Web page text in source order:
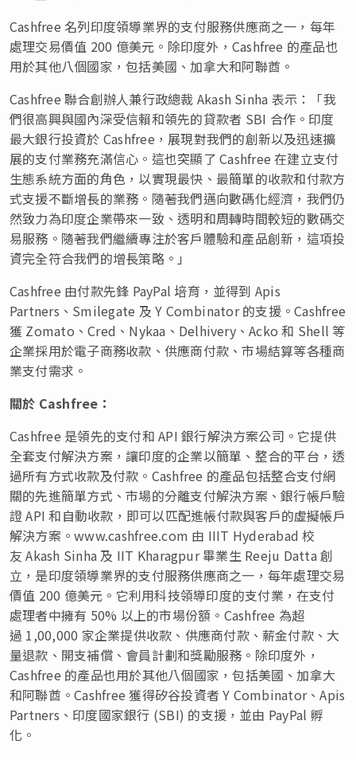
Cashfree 名列印度領導業界的支付服務供應商之一，每年
處理交易價值 200 億美元。除印度外，Cashfree 的產品也
用於其他八個國家，包括美國、加拿大和阿聯酋。
Cashfree 聯合創辦人兼行政總裁 Akash Sinha 表示：「我
們很高興與國內深受信賴和領先的貸款者 SBI 合作。印度
最大銀行投資於 Cashfree，展現對我們的創新以及迅速擴
展的支付業務充滿信心。這也突顯了 Cashfree 在建立支付
生態系統方面的角色，以實現最快、最簡單的收款和付款方
式支援不斷增長的業務。隨著我們邁向數碼化經濟，我們仍
然致力為印度企業帶來一致、透明和周轉時間較短的數碼交
易服務。隨著我們繼續專注於客戶體驗和產品創新，這項投
資完全符合我們的增長策略。」
Cashfree 由付款先鋒 PayPal 培育，並得到 Apis
Partners、Smilegate 及 Y Combinator 的支援。Cashfree
獲 Zomato、Cred、Nykaa、Delhivery、Acko 和 Shell 等
企業採用於電子商務收款、供應商付款、市場結算等各種商
業支付需求。
關於 Cashfree ：
Cashfree 是領先的支付和 API 銀行解決方案公司。它提供
全套支付解決方案，讓印度的企業以簡單、整合的平台，透
過所有方式收款及付款。Cashfree 的產品包括整合支付網
關的先進簡單方式、市場的分離支付解決方案、銀行帳戶驗
證 API 和自動收款，即可以匹配進帳付款與客戶的虛擬帳戶
解決方案。www.cashfree.com 由 IIIT Hyderabad 校
友 Akash Sinha 及 IIT Kharagpur 畢業生 Reeju Datta 創
立，是印度領導業界的支付服務供應商之一，每年處理交易
價值 200 億美元。它利用科技領導印度的支付業，在支付
處理者中擁有 50% 以上的市場份額。Cashfree 為超
過 1,00,000 家企業提供收款、供應商付款、薪金付款、大
量退款、開支補償、會員計劃和獎勵服務。除印度外，
Cashfree 的產品也用於其他八個國家，包括美國、加拿大
和阿聯酋。Cashfree 獲得矽谷投資者 Y Combinator、Apis
Partners、印度國家銀行 (SBI) 的支援，並由 PayPal 孵
化。